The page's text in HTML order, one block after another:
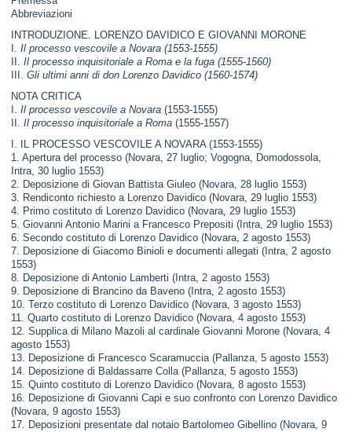
Abbreviazioni
INTRODUZIONE. LORENZO DAVIDICO E GIOVANNI MORONE
I.Il processo vescovile a Novara (1553-1555)
II.Il processo inquisitoriale a Roma e la fuga (1555-1560)
III.Gli ultimi anni di don Lorenzo Davidico (1560-1574)
NOTA CRITICA
I.Il processo vescovile a Novara (1553-1555)
II.Il processo inquisitoriale a Roma (1555-1557)
I. IL PROCESSO VESCOVILE A NOVARA (1553-1555)
1. Apertura del processo (Novara, 27 luglio; Vogogna, Domodossola,
Intra, 30 luglio 1553)
2. Deposizione di Giovan Battista Giuleo (Novara, 28 luglio 1553)
3. Rendiconto richiesto a Lorenzo Davidico (Novara, 29 luglio 1553)
4. Primo costituto di Lorenzo Davidico (Novara, 29 luglio 1553)
5. Giovanni Antonio Marini a Francesco Prepositi (Intra, 29 luglio 1553)
6. Secondo costituto di Lorenzo Davidico (Novara, 2 agosto 1553)
7. Deposizione di Giacomo Binioli e documenti allegati (Intra, 2 agosto
1553)
8. Deposizione di Antonio Lamberti (Intra, 2 agosto 1553)
9. Deposizione di Brancino da Baveno (Intra, 2 agosto 1553)
10. Terzo costituto di Lorenzo Davidico (Novara, 3 agosto 1553)
11. Quarto costituto di Lorenzo Davidico (Novara, 4 agosto 1553)
12. Supplica di Milano Mazoli al cardinale Giovanni Morone (Novara, 4
agosto 1553)
13. Deposizione di Francesco Scaramuccia (Pallanza, 5 agosto 1553)
14. Deposizione di Baldassarre Colla (Pallanza, 5 agosto 1553)
15. Quinto costituto di Lorenzo Davidico (Novara, 8 agosto 1553)
16. Deposizione di Giovanni Capi e suo confronto con Lorenzo Davidico
(Novara, 9 agosto 1553)
17. Deposizioni presentate dal notaio Bartolomeo Gibellino (Novara, 9